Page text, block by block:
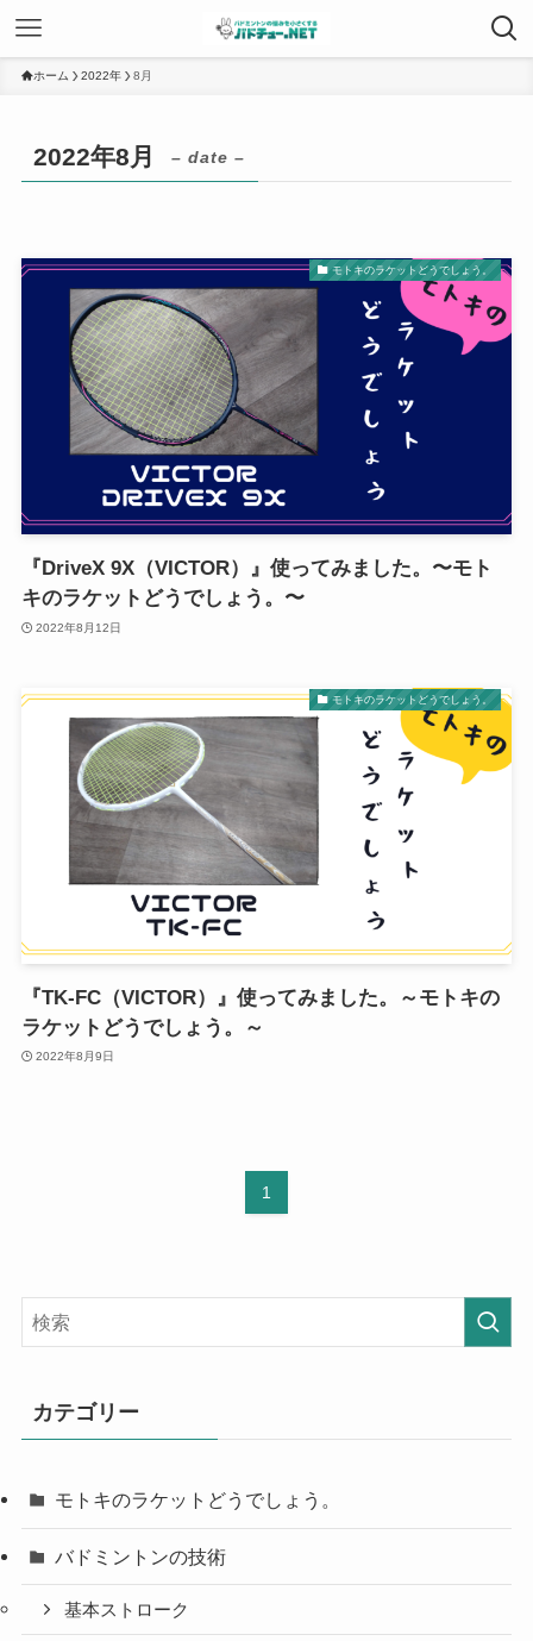
ホーム 2022年 8月
2022年8月 – date –
モトキのラケットどうでしょう。
『DriveX 9X（VICTOR）』使ってみました。〜モト
キのラケットどうでしょう。〜
2022年8月12日
モトキのラケットどうでしょう。
『TK-FC（VICTOR）』使ってみました。～モトキの
ラケットどうでしょう。～
2022年8月9日
1
カテゴリー
モトキのラケットどうでしょう。
バドミントンの技術
基本ストローク